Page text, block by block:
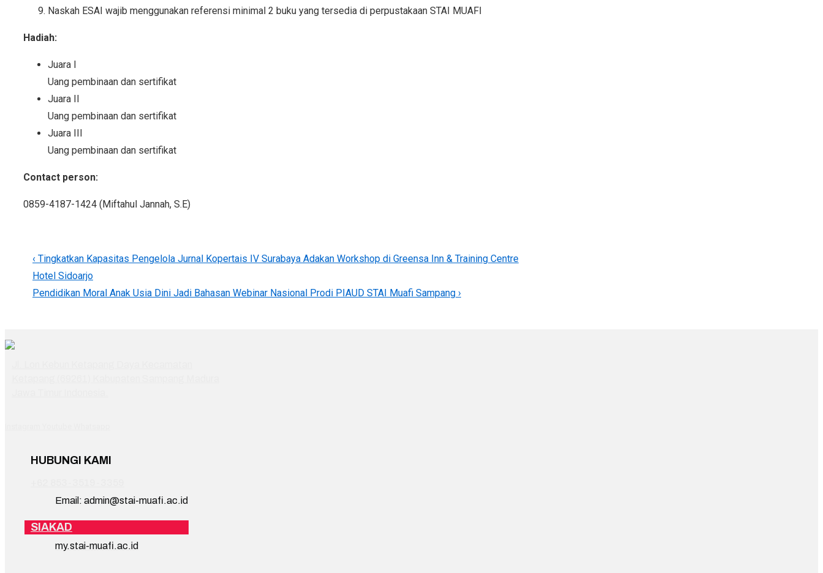
Naskah ESAI wajib menggunakan referensi minimal 2 buku yang tersedia di perpustakaan STAI MUAFI
Hadiah:
Juara I
Uang pembinaan dan sertifikat
Juara II
Uang pembinaan dan sertifikat
Juara III
Uang pembinaan dan sertifikat
Contact person:
0859-4187-1424 (Miftahul Jannah, S.E)
Post
navigation
Previous
Post
is
‹ Tingkatkan Kapasitas Pengelola Jurnal Kopertais IV Surabaya Adakan Workshop di Greensa Inn & Training Centre
Hotel Sidoarjo
Next
Pendidikan Moral Anak Usia Dini Jadi Bahasan Webinar Nasional Prodi PIAUD STAI Muafi Sampang ›
HUBUNGI KAMI
Email: admin@stai-muafi.ac.id
SIAKAD
my.stai-muafi.ac.id